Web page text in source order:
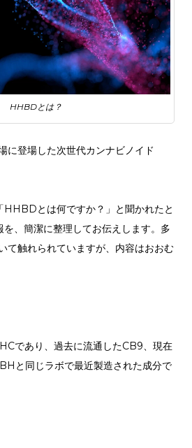
HHBDとは？
に登場した次世代カンナビノイド
HHBDとは何ですか？」と聞かれたと
を、簡潔に整理してお伝えします。多
て触れられていますが、内容はおおむ
であり、過去に流通したCB9、現在
と同じラボで最近製造された成分で